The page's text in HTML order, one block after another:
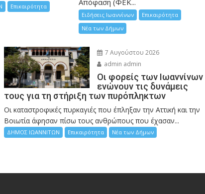
Επικαιρότητα
Απόφαση (ΦΕΚ...
Ειδήσεις Ιωαννίνων
Επικαιρότητα
Νέα των Δήμων
7 Αυγούστου 2026
admin admin
Οι φορείς των Ιωαννίνων
ενώνουν τις δυνάμεις
τους για τη στήριξη των πυρόπληκτων
Οι καταστροφικές πυρκαγιές που έπληξαν την Αττική και την
Bοιωτία άφησαν πίσω τους ανθρώπους που έχασαν...
ΔΗΜΟΣ ΙΩΑΝΝΙΤΩΝ Επικαιρότητα Νέα των Δήμων